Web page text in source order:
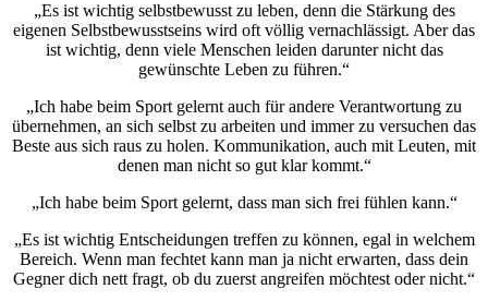
„Es ist wichtig selbstbewusst zu leben, denn die Stärkung des
eigenen Selbstbewusstseins wird oft völlig vernachlässigt. Aber das
ist wichtig, denn viele Menschen leiden darunter nicht das
gewünschte Leben zu führen.“
„Ich habe beim Sport gelernt auch für andere Verantwortung zu
übernehmen, an sich selbst zu arbeiten und immer zu versuchen das
Beste aus sich raus zu holen. Kommunikation, auch mit Leuten, mit
denen man nicht so gut klar kommt.“
„Ich habe beim Sport gelernt, dass man sich frei fühlen kann.“
„Es ist wichtig Entscheidungen treffen zu können, egal in welchem
Bereich. Wenn man fechtet kann man ja nicht erwarten, dass dein
Gegner dich nett fragt, ob du zuerst angreifen möchtest oder nicht.“